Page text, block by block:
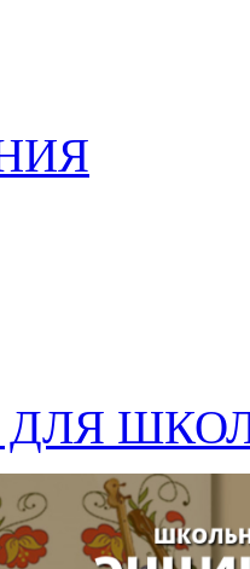
ДЛЯ